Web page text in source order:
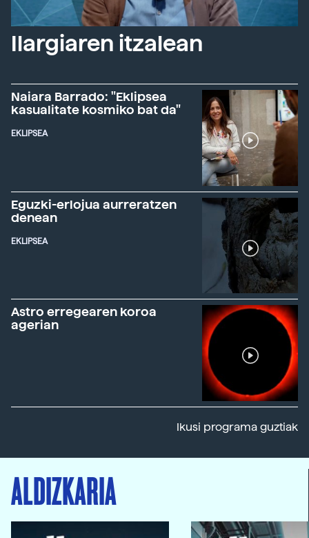
Ilargiaren itzalean
Naiara Barrado: "Eklipsea
kasualitate kosmiko bat da"
EKLIPSEA
Eguzki-erlojua aurreratzen
denean
EKLIPSEA
Astro erregearen koroa
agerian
Ikusi programa guztiak
ALDIZKARIA